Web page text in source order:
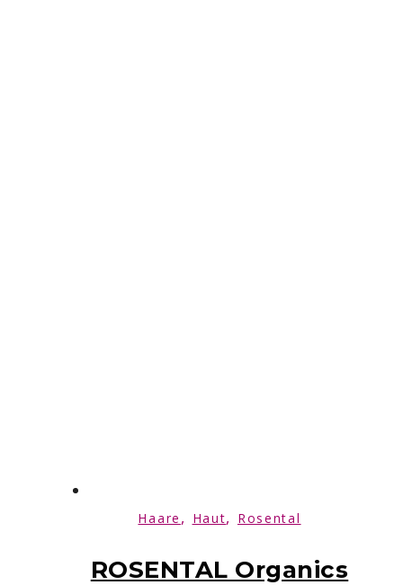
Haare , Haut, Rosental
ROSENTAL Organics